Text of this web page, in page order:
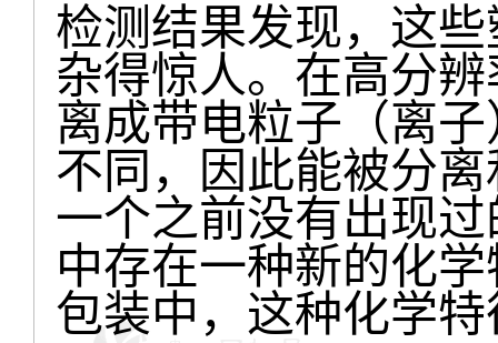
检测结果发现，这
杂得惊人。在高分
离成带电粒子（离
不同，因此能被分
一个之前没有出现
中存在一种新的化
包装中，这种化学